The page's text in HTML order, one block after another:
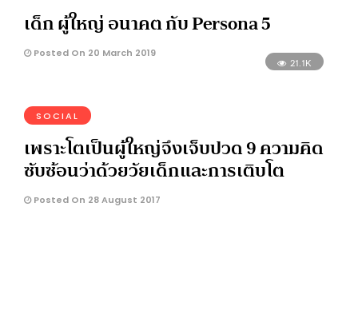
เด็ก ผู้ใหญ่ อนาคต กับ Persona 5
Posted On 20 March 2019
21.1K
SOCIAL
เพราะโตเป็นผู้ใหญ่จึงเจ็บปวด 9 ความคิด
ซับซ้อนว่าด้วยวัยเด็กและการเติบโต
Posted On 28 August 2017